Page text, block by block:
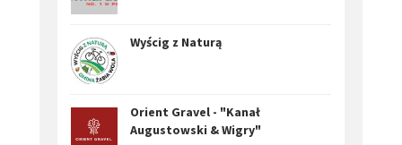
Wyścig z Naturą
Orient Gravel - "Kanał
Augustowski & Wigry"